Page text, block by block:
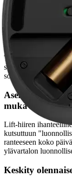
Kuulit sen ensin
hiirtä saatat pitkinä
"auts!".
NOSTA
Tue kätesi
sormien ulottuvilla
sormea nostamatta.
Asentoa
mukavammin
Lift-hiiren
kutsuttuun
ranteeseen koko
ylävartalon
Keskity